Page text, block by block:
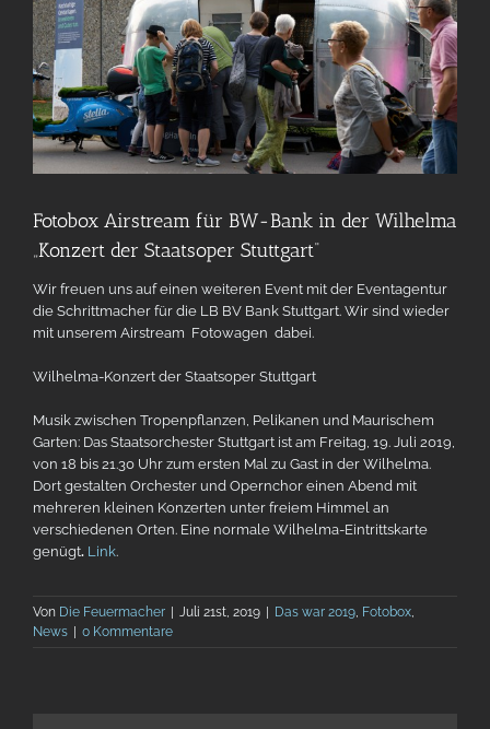
Fotobox Airstream für BW-Bank in der Wilhelma
„Konzert der Staatsoper Stuttgart“
Wir freuen uns auf einen weiteren Event mit der Eventagentur
die Schrittmacher für die LB BV Bank Stuttgart. Wir sind wieder
mit unserem Airstream Fotowagen dabei.
Wilhelma-Konzert der Staatsoper Stuttgart
Musik zwischen Tropenpflanzen, Pelikanen und Maurischem
Garten: Das Staatsorchester Stuttgart ist am Freitag, 19. Juli 2019,
von 18 bis 21.30 Uhr zum ersten Mal zu Gast in der Wilhelma.
Dort gestalten Orchester und Opernchor einen Abend mit
mehreren kleinen Konzerten unter freiem Himmel an
verschiedenen Orten. Eine normale Wilhelma-Eintrittskarte
genügt. Link.
Von Die Feuermacher | Juli 21st, 2019 | Das war 2019, Fotobox,
News | 0 Kommentare